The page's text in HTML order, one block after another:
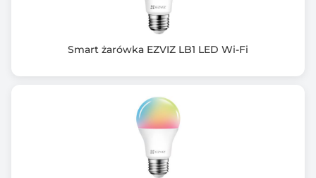
Smart żarówka EZVIZ LB1 LED Wi-Fi